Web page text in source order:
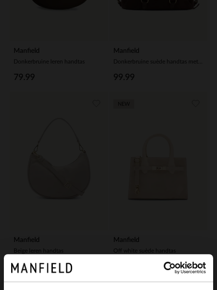
Manfield
Donkerbruine leren handtas
79.99
Manfield
99.99
Manfield
Beige leren handtas
79.99
Manfield
Off white suède handtas